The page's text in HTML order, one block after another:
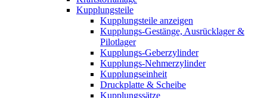
Kupplungsteile
Kupplungsteile anzeigen
Kupplungs-Gestänge, Ausrücklager &
Pilotlager
Kupplungs-Geberzylinder
Kupplungs-Nehmerzylinder
Kupplungseinheit
Druckplatte & Scheibe
Kupplungssätze